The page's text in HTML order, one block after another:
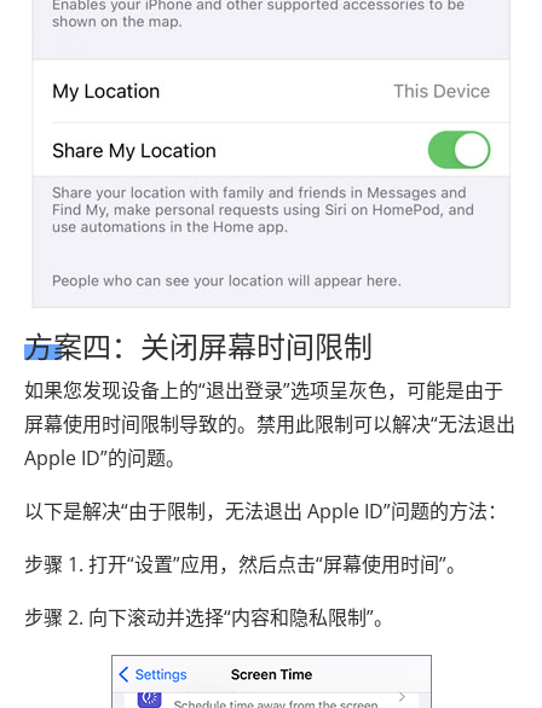
方案四：关闭屏幕时间限制
如果您发现设备上的“退出登录”选项呈灰色，可能是由于
屏幕使用时间限制导致的。禁用此限制可以解决“无法退出
Apple ID”的问题。
以下是解决“由于限制，无法退出 Apple ID”问题的方法：
步骤 1. 打开“设置”应用，然后点击“屏幕使用时间”。
步骤 2. 向下滚动并选择“内容和隐私限制”。